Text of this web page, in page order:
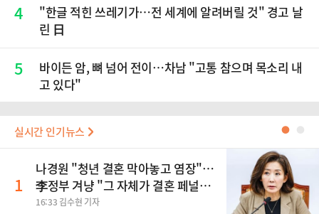
4
"한글 적힌 쓰레기가…전 세계에 알려버릴 것" 경고 날
린 日
5
바이든 암, 뼈 넘어 전이…차남 "고통 참으며 목소리 내
고 있다"
실시간 인기뉴스 ●
1
나경원 "청년 결혼 막아놓고 염장"…
李정부 겨냥 "그 자체가 결혼 페널
티"
16:33 김수현 기자